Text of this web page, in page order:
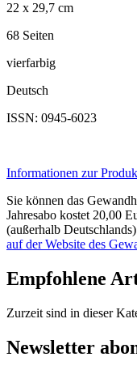
22 x 29,7 cm
68 Seiten
vierfarbig
Deutsch
ISSN: 0945-6023
Informationen zur
Sie können das
Jahresabo kostet 20,00
(außerhalb
auf der Website des
Empfohlene
Zurzeit sind in dieser
Newsletter